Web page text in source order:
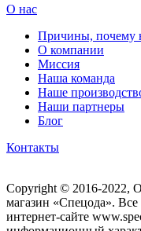
О нас
Причины, почему
О компании
Миссия
Наша команда
Наше
Наши партнеры
Блог
Контакты
Copyright © 2016-2022,
магазин «Спецода».
интернет-сайте